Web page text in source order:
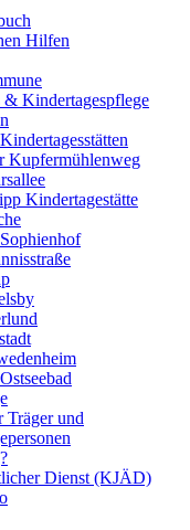
Hilfen
Kindertagespflege
Kupfermühlenweg
Kindertagestätte
Träger und
Dienst (KJÄD)